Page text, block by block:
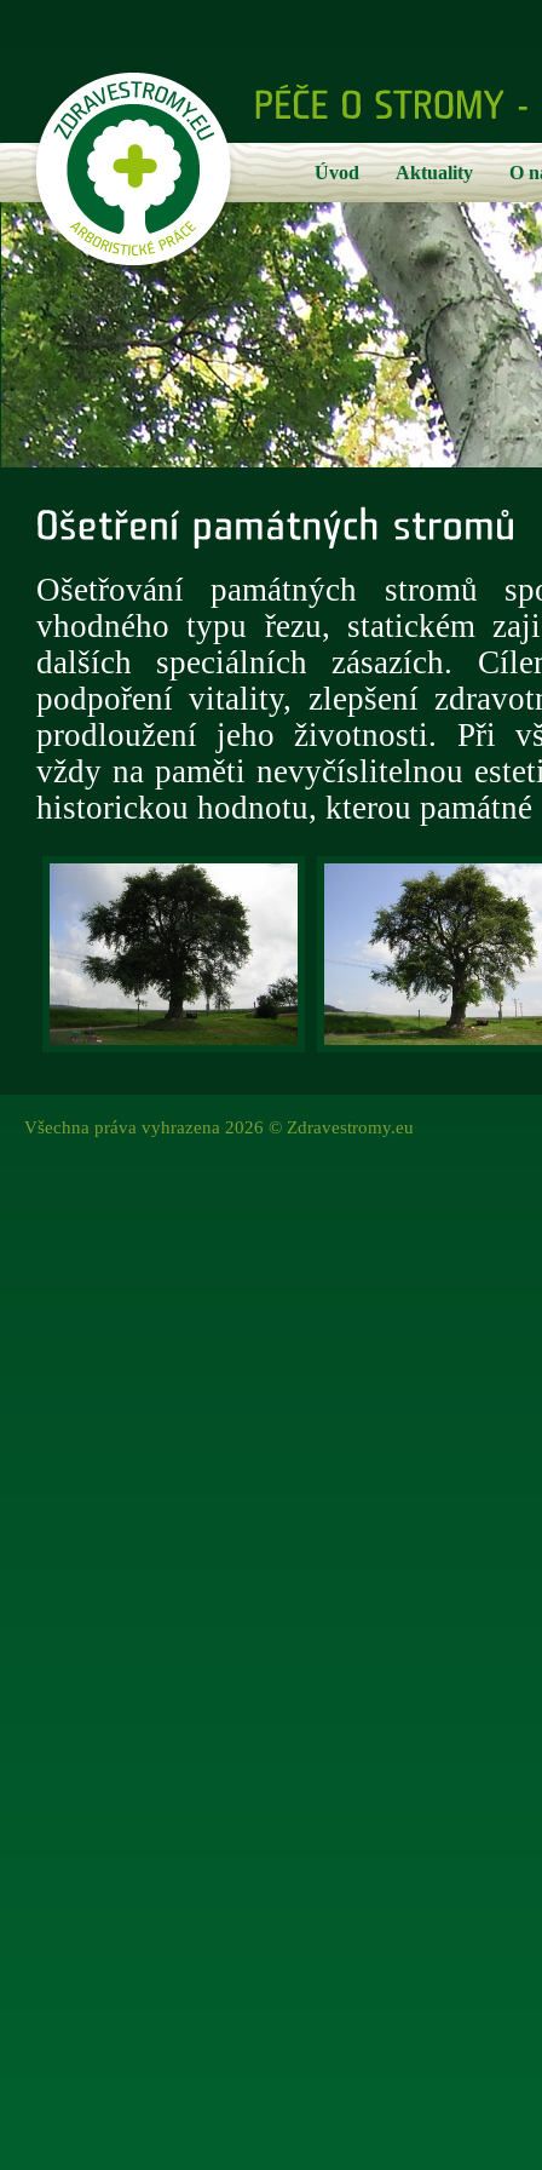
Ošetřování památných stromů
vhodného typu řezu, statickém
dalších speciálních zásazích.
podpoření vitality, zlepšení
prodloužení jeho životnosti. Při
vždy na paměti nevyčíslitelnou
historickou hodnotu, kterou
Úvod Aktuality O
Všechna práva vyhrazena 2026 © Zdravestromy.eu